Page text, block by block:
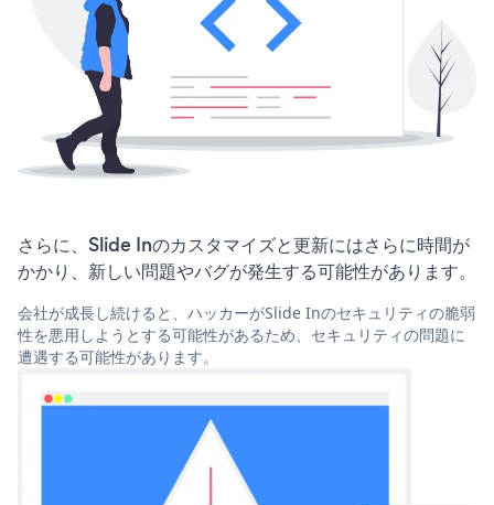
さらに、Slide Inのカスタマイズと更新にはさらに時間が
かかり、新しい問題やバグが発生する可能性があります。
会社が成長し続けると、ハッカーがSlide Inのセキュリティの脆弱
性を悪用しようとする可能性があるため、セキュリティの問題に
遭遇する可能性があります。